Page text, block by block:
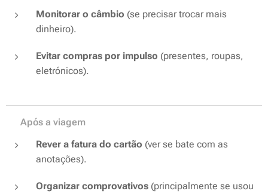
Monitorar o câmbio (se precisar trocar mais
dinheiro).
Evitar compras por impulso (presentes, roupas,
eletrónicos).
🏡 Após a viagem
Rever a fatura do cartão (ver se bate com as
anotações).
Organizar comprovativos (principalmente se usou